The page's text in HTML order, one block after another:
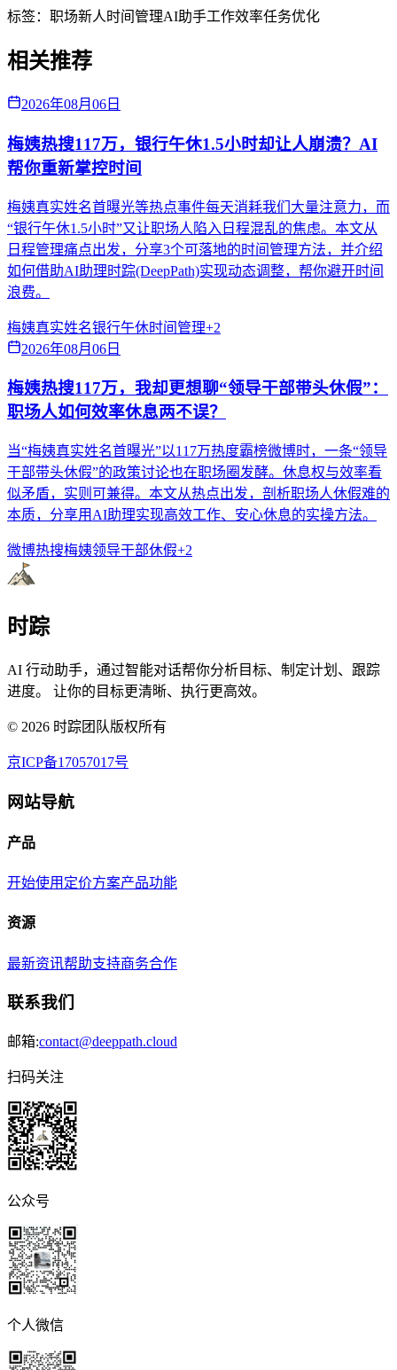
标签： 职场新人 时间管理AI助手工作效率任务优化
相关推荐
2026年08月06日
梅姨热搜117万，银行午休1.5小时却让人崩溃？AI
帮你重新掌控时间
梅姨真实姓名首曝光等热点事件每天消耗我们大量注意力，而
“银行午休1.5小时”又让职场人陷入日程混乱的焦虑。本文从
日程管理痛点出发，分享3个可落地的时间管理方法，并介绍
如何借助AI助理时踪(DeepPath)实现动态调整，帮你避开时间
浪费。
梅姨真实姓名银行午休时间管理+2
2026年08月06日
梅姨热搜117万，我却更想聊“领导干部带头休假”：
职场人如何效率休息两不误？
当“梅姨真实姓名首曝光”以117万热度霸榜微博时，一条“领导
干部带头休假”的政策讨论也在职场圈发酵。休息权与效率看
似矛盾，实则可兼得。本文从热点出发，剖析职场人休假难的
本质，分享用AI助理实现高效工作、安心休息的实操方法。
微博热搜梅姨领导干部休假+2
时踪
AI 行动助手，通过智能对话帮你分析目标、制定计划、跟踪
进度。 让你的目标更清晰、执行更高效。
© 2026 时踪团队版权所有
京ICP备17057017号
网站导航
产品
开始使用 定价方案产品功能
资源
最新资讯帮助支持商务合作
联系我们
邮箱:contact@deeppath.cloud
扫码关注
公众号
个人微信